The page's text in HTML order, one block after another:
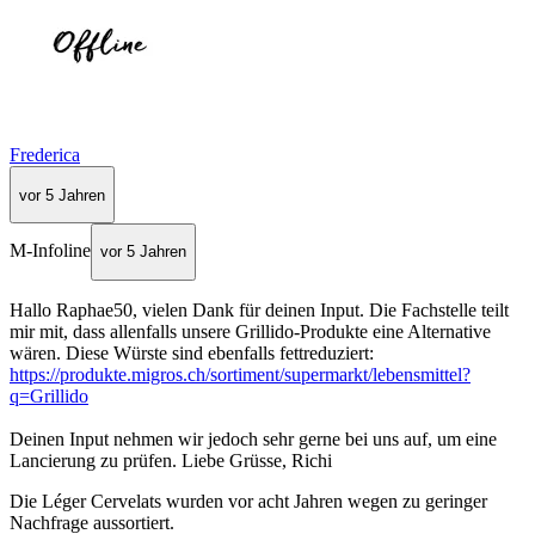
Frederica
vor 5 Jahren
M-Infoline vor 5 Jahren
Hallo Raphae50, vielen Dank für deinen Input. Die Fachstelle teilt
mir mit, dass allenfalls unsere Grillido-Produkte eine Alternative
wären. Diese Würste sind ebenfalls fettreduziert:
https://produkte.migros.ch/sortiment/supermarkt/lebensmittel?
q=Grillido
Deinen Input nehmen wir jedoch sehr gerne bei uns auf, um eine
Lancierung zu prüfen. Liebe Grüsse, Richi
Die Léger Cervelats wurden vor acht Jahren wegen zu geringer
Nachfrage aussortiert.